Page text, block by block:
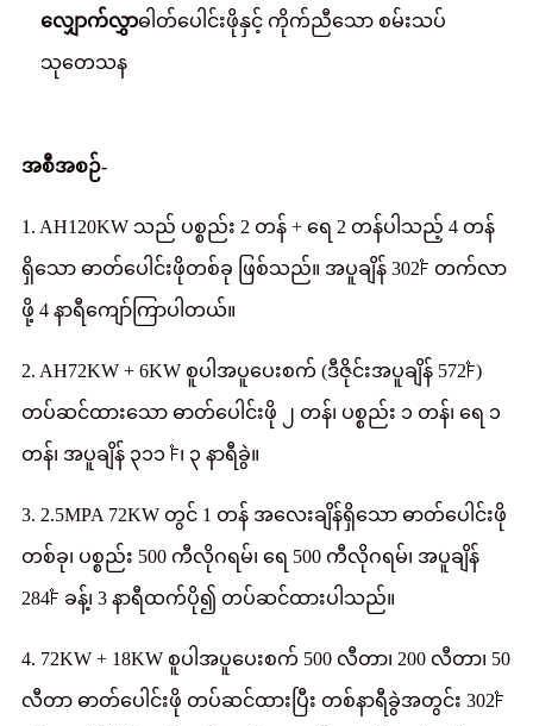
လျှောက်လွှာဓါတ်ပေါင်းဖိုနှင့် ကိုက်ညီသော စမ်းသပ်
သုတေသန
အစီအစဉ်-
1. AH120KW သည် ပစ္စည်း 2 တန် + ရေ 2 တန်ပါသည့် 4 တန်
ရှိသော ဓာတ်ပေါင်းဖိုတစ်ခု ဖြစ်သည်။ အပူချိန် 302℉ တက်လာ
ဖို့ 4 နာရီကျော်ကြာပါတယ်။
2. AH72KW + 6KW စူပါအပူပေးစက် (ဒီဇိုင်းအပူချိန် 572℉)
တပ်ဆင်ထားသော ဓာတ်ပေါင်းဖို ၂ တန်၊ ပစ္စည်း ၁ တန်၊ ရေ ၁
တန်၊ အပူချိန် ၃၁၁ ℉၊ ၃ နာရီခွဲ။
3. 2.5MPA 72KW တွင် 1 တန် အလေးချိန်ရှိသော ဓာတ်ပေါင်းဖို
တစ်ခု၊ ပစ္စည်း 500 ကီလိုဂရမ်၊ ရေ 500 ကီလိုဂရမ်၊ အပူချိန်
284℉ ခန့်၊ 3 နာရီထက်ပို၍ တပ်ဆင်ထားပါသည်။
4. 72KW + 18KW စူပါအပူပေးစက် 500 လီတာ၊ 200 လီတာ၊ 50
လီတာ ဓာတ်ပေါင်းဖို တပ်ဆင်ထားပြီး တစ်နာရီခွဲအတွင်း 302℉